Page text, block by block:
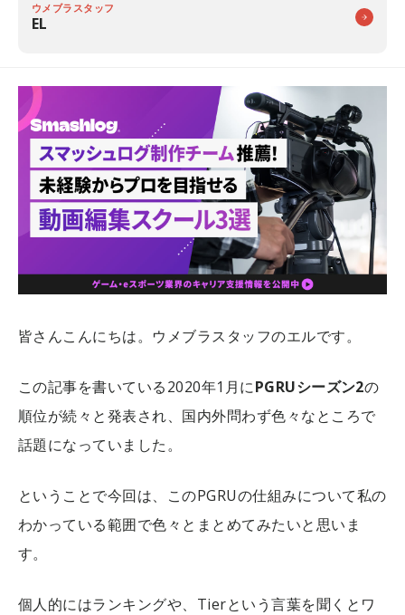
ウメブラスタッフ
EL
皆さんこんにちは。ウメブラスタッフのエルです。
この記事を書いている2020年1月にPGRUシーズン2の
順位が続々と発表され、国内外問わず色々なところで
話題になっていました。
ということで今回は、このPGRUの仕組みについて私の
わかっている範囲で色々とまとめてみたいと思いま
す。
個人的にはランキングや、Tierという言葉を聞くとワ